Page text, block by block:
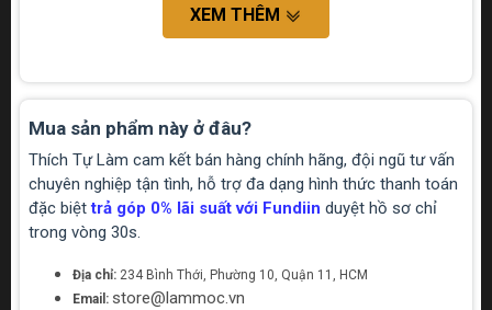
XEM THÊM
Mua sản phẩm này ở đâu?
Thích Tự Làm cam kết bán hàng chính hãng, đội ngũ tư vấn
chuyên nghiệp tận tình, hỗ trợ đa dạng hình thức thanh toán
đặc biệttrả góp 0% lãi suất với Fundiin duyệt hồ sơ chỉ
trong vòng 30s.
Địa chỉ: 234 Bình Thới, Phường 10, Quận 11, HCM
Email: store@lammoc.vn